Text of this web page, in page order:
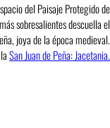
del Paisaje Protegido de
sobresalientes descuella el
joya de la época medieval.
San Juan de Peña: Jacetania.